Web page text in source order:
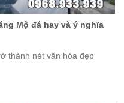
Mộ đá hay và ý nghĩa
thành nét văn hóa đẹp